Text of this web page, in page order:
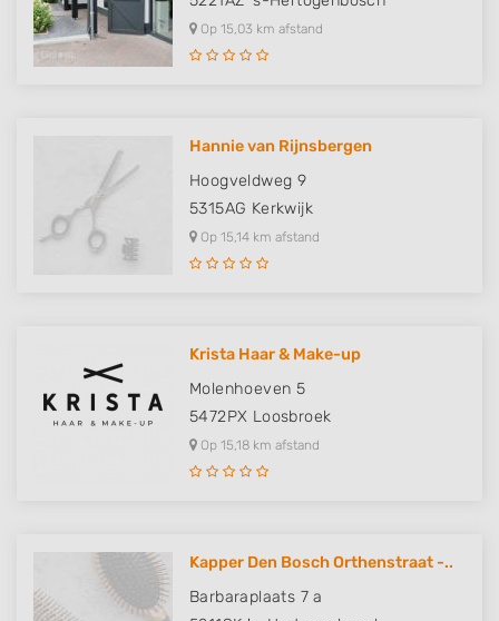
Op 15,03 km afstand
Hannie van Rijnsbergen
Hoogveldweg 9
5315AG Kerkwijk
Op 15,14 km afstand
Krista Haar & Make-up
Molenhoeven 5
5472PX Loosbroek
Op 15,18 km afstand
Kapper Den Bosch Orthenstraat -..
Barbaraplaats 7 a